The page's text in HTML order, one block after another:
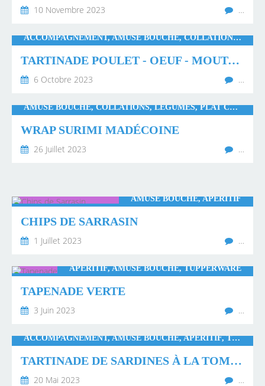
10 Novembre 2023 …
ACCOMPAGNEMENT, AMUSE BOUCHE, COLLATIONS, APÉRITIF, THERMOMIX, WW, MONSIEUR CUISINE CONNECT
TARTINADE POULET - OEUF - MOUTARDE À L'ANCIENNE
6 Octobre 2023 …
AMUSE BOUCHE, COLLATIONS, LÉGUMES, PLAT COMPLET, PLATS RAPIDES
WRAP SURIMI MADÉCOINE
26 Juillet 2023 …
AMUSE BOUCHE, APÉRITIF
CHIPS DE SARRASIN
1 Juillet 2023 …
APÉRITIF, AMUSE BOUCHE, TUPPERWARE
TAPENADE VERTE
3 Juin 2023 …
ACCOMPAGNEMENT, AMUSE BOUCHE, APÉRITIF, TUPPERWARE, WW
TARTINADE DE SARDINES À LA TOMATE
20 Mai 2023 …